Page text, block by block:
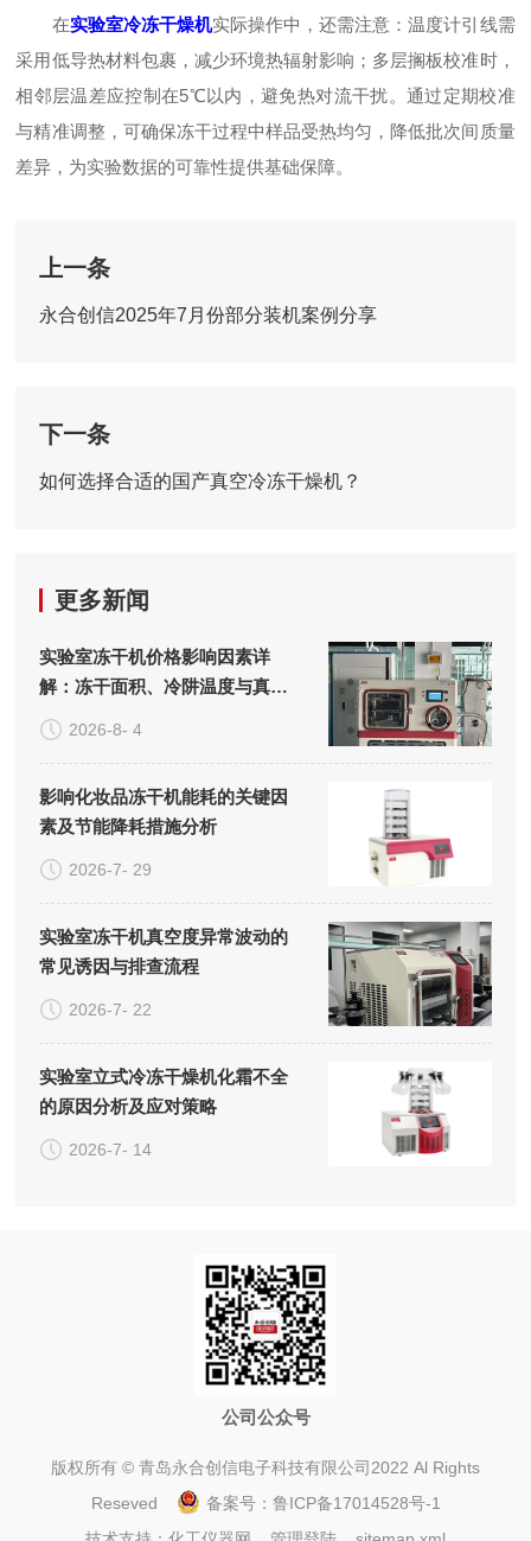
在实验室冷冻干燥机实际操作中，还需注意：温度计引线需
采用低导热材料包裹，减少环境热辐射影响；多层搁板校准时，
相邻层温差应控制在5℃以内，避免热对流干扰。通过定期校准
与精准调整，可确保冻干过程中样品受热均匀，降低批次间质量
差异，为实验数据的可靠性提供基础保障。
上一条
永合创信2025年7月份部分装机案例分享
下一条
如何选择合适的国产真空冷冻干燥机？
更多新闻
实验室冻干机价格影响因素详
解：冻干面积、冷阱温度与真空
系统的成本构成
2026-8- 4
影响化妆品冻干机能耗的关键因
素及节能降耗措施分析
2026-7- 29
实验室冻干机真空度异常波动的
常见诱因与排查流程
2026-7- 22
实验室立式冷冻干燥机化霜不全
的原因分析及应对策略
2026-7- 14
公司公众号
版权所有 © 青岛永合创信电子科技有限公司2022 Al Rights
Reseved
备案号： 鲁ICP备17014528号-1